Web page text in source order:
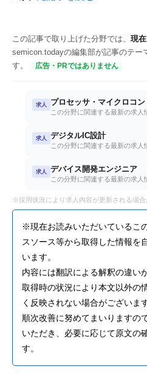
この記事で取り上げた分野では、 現
semicon.todayの編集部が記事のテー
す。
広告・PRではありません
求人 プロセッサ・マイクロコン
この分野に関連する最新の求人
求人 デジタルIC設計
この分野に関連する最新の求人
求人 デバイス開発エンジニア
この分野に関連する最新の求人
※採用状況により求人内容が更新される場合
※現在お読みいただいているこ
スソース等から取得した情報を
います。
内容には翻訳による解釈の違い
取得時の状況により本文以外の
く反映されない場合がございます
順次改善に努めてまいりますの
いただき、必要に応じて原文の
す。